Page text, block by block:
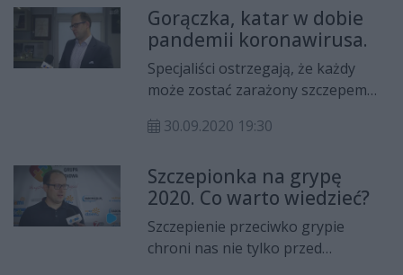
prawdopodobieństwo, że się
zarazimy.
wirus SARS-CoV-2 , może znacznie
bardziej oddziaływać na zdrowie niż
się spodziewano. Wirus potrzebuje
gospodarza, by przetrwać. Gdy już
dostaje się do organizmu
człowieka, zachowuje się jak
się i mutuje, by móc infekować
dalej. W jaki sposób wirus atakuje
powikłaniami musimy się liczyć i
kiedy zachorujemy?
Gorączka, katar w dobie
pandemii koronawirusa.
Specjaliści ostrzegają, że każdy
może zostać zarażony szczepem
aby wszyscy znali symptomy, na
COVID-19 można pomylić ze
zwykłym przeziębieniem, grypą lub
objawami alergii.
30.09.2020 19:30
Szczepionka na grypę
2020. Co warto wiedzieć?
Szczepienie przeciwko grypie
chroni nas nie tylko przed